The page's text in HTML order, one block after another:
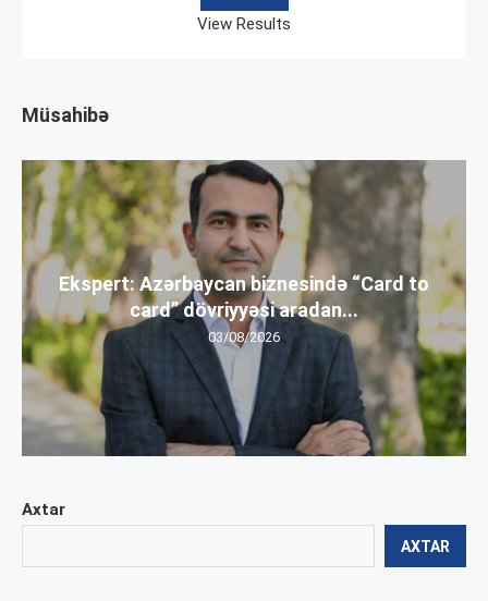
Axtar
AXTAR
View Results
Müsahibə
Ekspert: Azərbaycan biznesində “Card to
card” dövriyyəsi aradan...
03/08/2026